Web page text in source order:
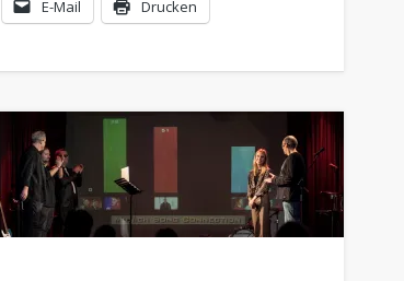
E-Mail Drucken